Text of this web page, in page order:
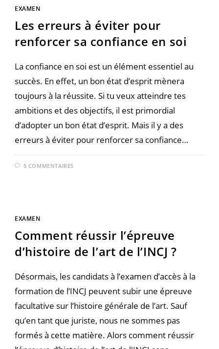
EXAMEN
Les erreurs à éviter pour
renforcer sa confiance en soi
La confiance en soi est un élément essentiel au
succès. En effet, un bon état d’esprit mènera
toujours à la réussite. Si tu veux atteindre tes
ambitions et des objectifs, il est primordial
d’adopter un bon état d’esprit. Mais il y a des
erreurs à éviter pour renforcer sa confiance…
5 COMMENTAIRES
EXAMEN
Comment réussir l’épreuve
d’histoire de l’art de l’INCJ ?
Désormais, les candidats à l’examen d’accès à la
formation de l’INCJ peuvent subir une épreuve
facultative sur l’histoire générale de l’art. Sauf
qu’en tant que juriste, nous ne sommes pas
formés à cette matière. Alors comment réussir